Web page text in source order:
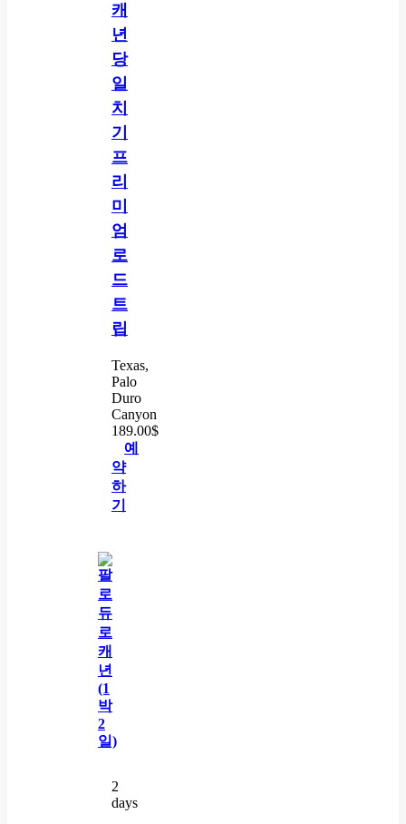
캐
년
당
일
치
기
프
리
미
엄
로
드
트
립
Texas,
Palo
Duro
Canyon
189.00$
예
약
하
기
2
days